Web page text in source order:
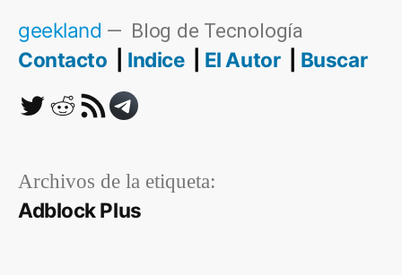
geekland Blog de Tecnología
Contacto Indice El Autor Buscar
TwitterReddit
RSSTelegram
Archivos de la etiqueta:
Adblock Plus